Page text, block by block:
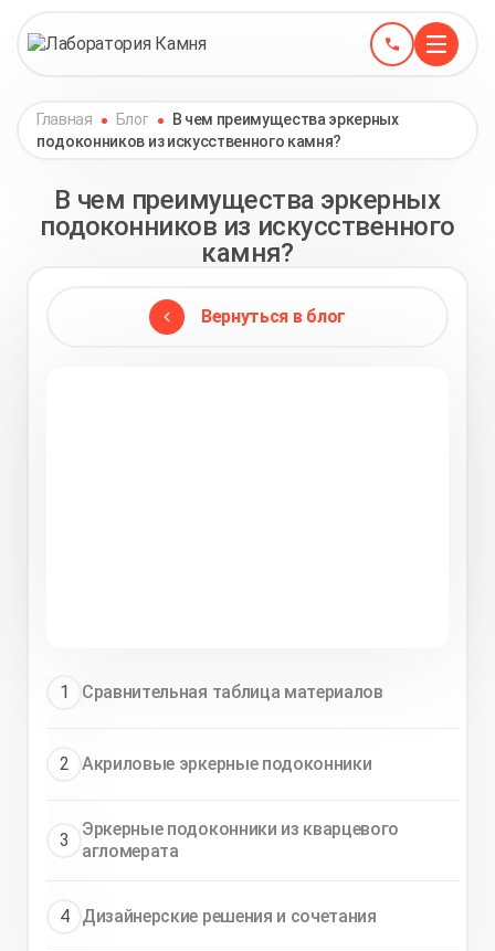
Главная Блог
В чем преимущества эркерных
подоконников из искусственного камня?
Вернуться в блог
1 Сравнительная таблица материалов
2 Акриловые эркерные подоконники
3
Эркерные подоконники из кварцевого
агломерата
4 Дизайнерские решения и сочетания
В чем преимущества эркерных
подоконников из искусственного
камня?